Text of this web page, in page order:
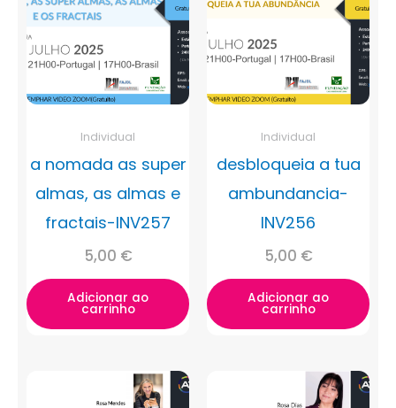
Individual
a nomada as super
almas, as almas e
fractais-INV257
5,00 €
Adicionar ao
carrinho
Individual
desbloqueia a tua
ambundancia-
INV256
5,00 €
Adicionar ao
carrinho